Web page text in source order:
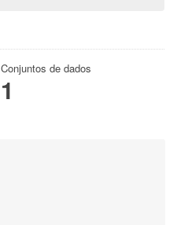
Conjuntos de dados
1